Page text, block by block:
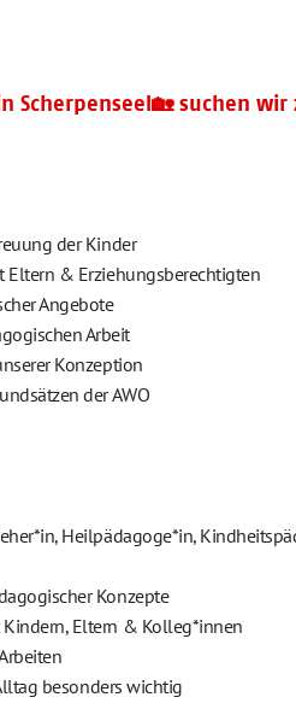
Scherpenseel🏡 suchen
der Kinder
Eltern & Erziehungsberechtigten
Angebote
Arbeit
Konzeption
der AWO
Heilpädagoge*in,
Konzepte
Eltern & Kolleg*innen
besonders wichtig